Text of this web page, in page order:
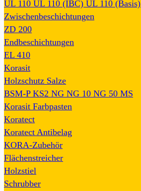
UL 110 UL 110 (IBC) UL 110 (Basis)
Zwischenbeschichtungen
ZD 200
Endbeschichtungen
EL 410
Korasit
Holzschutz Salze
BSM-P KS2 NG NG 10 NG 50 MS
Korasit Farbpasten
Koratect
Koratect Antibelag
KORA-Zubehör
Flächenstreicher
Holzstiel
Schrubber